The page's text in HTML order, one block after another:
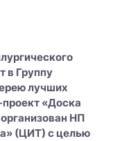
в Группу
лучших
«Доска
НП
(ЦИТ) с целью